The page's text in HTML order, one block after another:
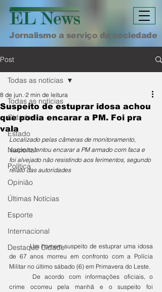
Jornalismo a serviço da sociedade
Post
Todas as notícias
Cidade
Estado
Nacional
Política
Opinião
Últimas Notícias
Esporte
Internacional
Destaque Cidade
Todas as notícias
Suspeito de estuprar idosa achou
que podia encarar a PM. Foi pra
vala
8 de jun. 2 min de leitura
Localizado pelas câmeras de monitoramento,
suspeito tentou encarar a PM armado com faca e
foi alvejado não resistindo aos ferimentos, segundo
relato das autoridades
	Um homem suspeito de estuprar uma idosa
de 67 anos morreu em confronto com a Polícia
Militar no último sábado (6) em Primavera do Leste.
crime ocorreu pela manhã e o suspeito foi